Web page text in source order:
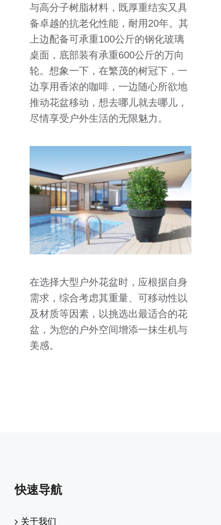
与高分子树脂材料，既厚重结实又具
备卓越的抗老化性能，耐用20年。其
上边配备可承重100公斤的钢化玻璃
桌面，底部装有承重600公斤的万向
轮。想象一下，在繁茂的树冠下，一
边享用香浓的咖啡，一边随心所欲地
推动花盆移动，想去哪儿就去哪儿，
尽情享受户外生活的无限魅力。
在选择大型户外花盆时，应根据自身
需求，综合考虑其重量、可移动性以
及材质等因素，以挑选出最适合的花
盆，为您的户外空间增添一抹生机与
美感。
快速导航
关于我们